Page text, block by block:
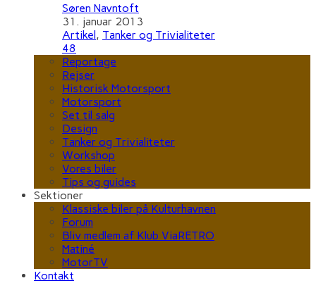
Søren Navntoft
31. januar 2013
Artikel, Tanker og Trivialiteter
48
Reportage
Rejser
Historisk Motorsport
Motorsport
Set til salg
Design
Tanker og Trivialiteter
Workshop
Vores biler
Tips og guides
Sektioner
Klassiske biler på Kulturhavnen
Forum
Bliv medlem af Klub ViaRETRO
Matiné
MotorTV
Kontakt